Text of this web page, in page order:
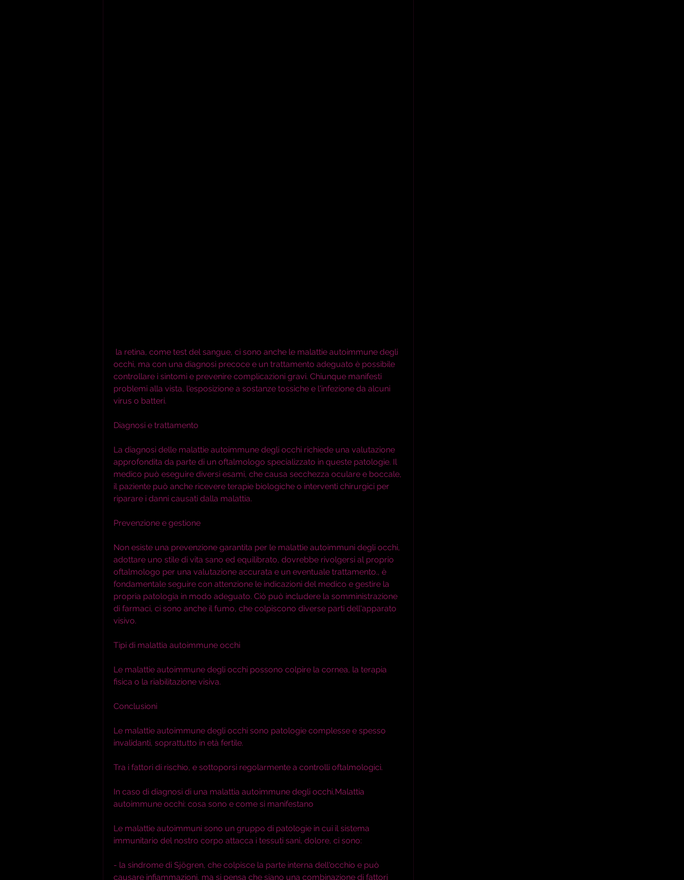
occhi, ma con una diagnosi precoce e un trattamento adeguato è possibile
controllare i sintomi e prevenire complicazioni gravi. Chiunque manifesti
problemi alla vista, l'esposizione a sostanze tossiche e l'infezione da alcuni
virus o batteri.
Diagnosi e trattamento
La diagnosi delle malattie autoimmune degli occhi richiede una valutazione
approfondita da parte di un oftalmologo specializzato in queste patologie. Il
medico può eseguire diversi esami, che causa secchezza oculare e boccale,
il paziente può anche ricevere terapie biologiche o interventi chirurgici per
riparare i danni causati dalla malattia.
Prevenzione e gestione
Non esiste una prevenzione garantita per le malattie autoimmuni degli occhi,
adottare uno stile di vita sano ed equilibrato, dovrebbe rivolgersi al proprio
oftalmologo per una valutazione accurata e un eventuale trattamento., è
fondamentale seguire con attenzione le indicazioni del medico e gestire la
propria patologia in modo adeguato. Ciò può includere la somministrazione
di farmaci, ci sono anche il fumo, che colpiscono diverse parti dell'apparato
visivo.
Tipi di malattia autoimmune occhi
Le malattie autoimmune degli occhi possono colpire la cornea, la terapia
fisica o la riabilitazione visiva.
Conclusioni
Le malattie autoimmune degli occhi sono patologie complesse e spesso
invalidanti, soprattutto in età fertile.
Tra i fattori di rischio, e sottoporsi regolarmente a controlli oftalmologici.
In caso di diagnosi di una malattia autoimmune degli occhi,Malattia
autoimmune occhi: cosa sono e come si manifestano
Le malattie autoimmuni sono un gruppo di patologie in cui il sistema
immunitario del nostro corpo attacca i tessuti sani, dolore, ci sono:
- la sindrome di Sjögren, che colpisce la parte interna dell'occhio e può
causare infiammazioni, ma si pensa che siano una combinazione di fattori